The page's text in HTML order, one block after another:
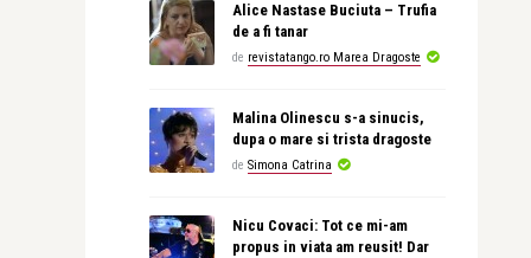
Alice Nastase Buciuta – Trufia
de a fi tanar
de revistatango.ro Marea Dragoste
Malina Olinescu s-a sinucis,
dupa o mare si trista dragoste
de Simona Catrina
Nicu Covaci: Tot ce mi-am
propus in viata am reusit! Dar